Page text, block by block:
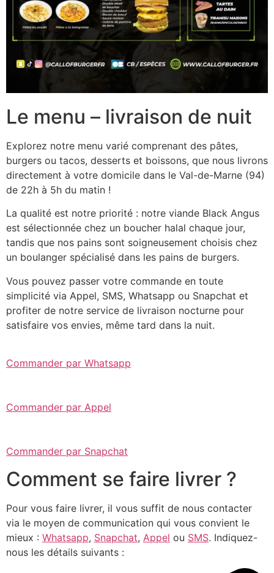
Le menu – livraison de nuit
Explorez notre menu varié comprenant des pâtes,
burgers ou tacos, desserts et boissons, que nous livrons
directement à votre domicile dans le Val-de-Marne (94)
de 22h à 5h du matin !
La qualité est notre priorité : notre viande Black Angus
est sélectionnée chez un boucher halal chaque jour,
tandis que nos pains sont soigneusement choisis chez
un boulanger spécialisé dans les pains de burgers.
Vous pouvez passer votre commande en toute
simplicité via Appel, SMS, Whatsapp ou Snapchat et
profiter de notre service de livraison nocturne pour
satisfaire vos envies, même tard dans la nuit.
Commander par Whatsapp
Commander par Appel
Commander par Snapchat
Comment se faire livrer ?
Pour vous faire livrer, il vous suffit de nous contacter
via le moyen de communication qui vous convient le
mieux : Whatsapp, Snapchat, Appel ou SMS. Indiquez-
nous les détails suivants :